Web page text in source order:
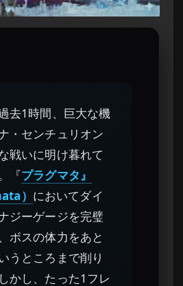
去1時間、巨大な機
・センチュリオン
戦いに明け暮れて
『プラグマタ』
） においてダイ
ジーゲージを完璧
ボスの体力をあと
うところまで削り
かし、たった1フレ